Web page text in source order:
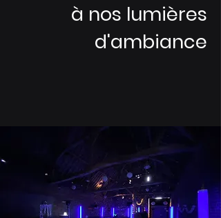
à nos lumières
d'ambiance